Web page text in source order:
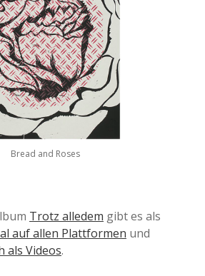
Bread and Roses
Trotz alledem gibt es als
auf allen Plattformen und
als Videos.